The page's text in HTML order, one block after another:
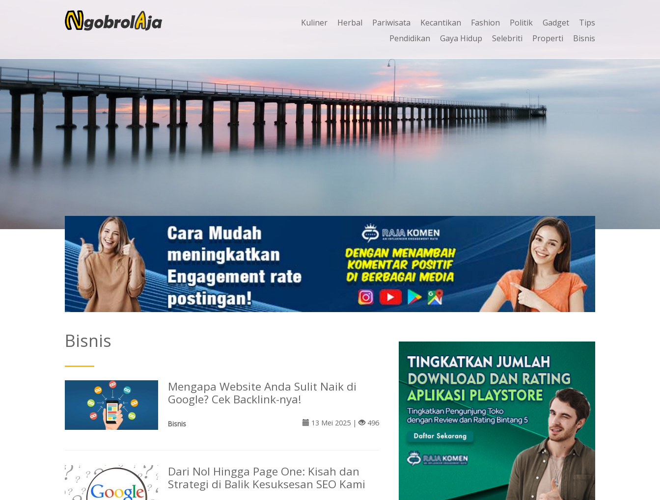
Kuliner Herbal Pariwisata Kecantikan Fashion Politik Gadget
Tips
Pendidikan
Gaya Hidup Selebriti Properti Bisnis
Bisnis
Mengapa Website Anda Sulit Naik di
Google? Cek Backlink-nya!
Bisnis 13 Mei 2025 | 496
Dari Nol Hingga Page One: Kisah dan
Strategi di Balik Kesuksesan SEO Kami